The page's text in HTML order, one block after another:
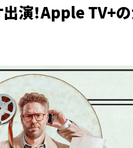
演！Apple TV+の